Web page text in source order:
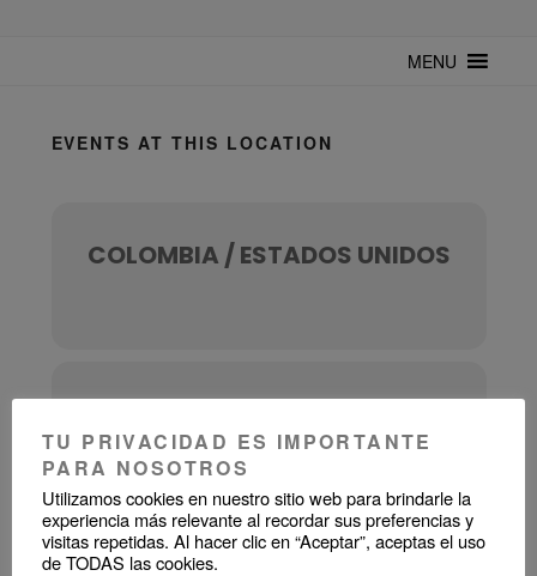
mantenerte actualizado sobre Cuba y sus artistas. Noticias, eventos y
MENU
EVENTS AT THIS LOCATION
COLOMBIA / ESTADOS UNIDOS
NO EVENTS
TU PRIVACIDAD ES IMPORTANTE
PARA NOSOTROS
Utilizamos cookies en nuestro sitio web para brindarle la
experiencia más relevante al recordar sus preferencias y
visitas repetidas. Al hacer clic en “Aceptar”, aceptas el uso
de TODAS las cookies.